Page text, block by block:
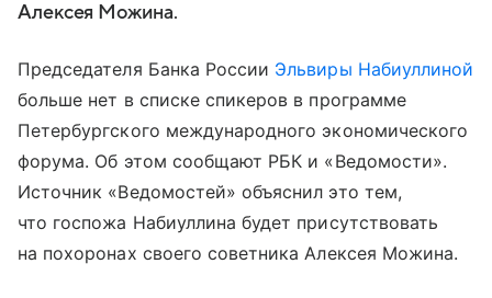
Алексея Можина.
Председателя Банка России Эльвиры Набиуллиной
больше нет в списке спикеров в программе
Петербургского международного экономического
форума. Об этом сообщают РБК и «Ведомости».
Источник «Ведомостей» объяснил это тем,
что госпожа Набиуллина будет присутствовать
на похоронах своего советника Алексея Можина.